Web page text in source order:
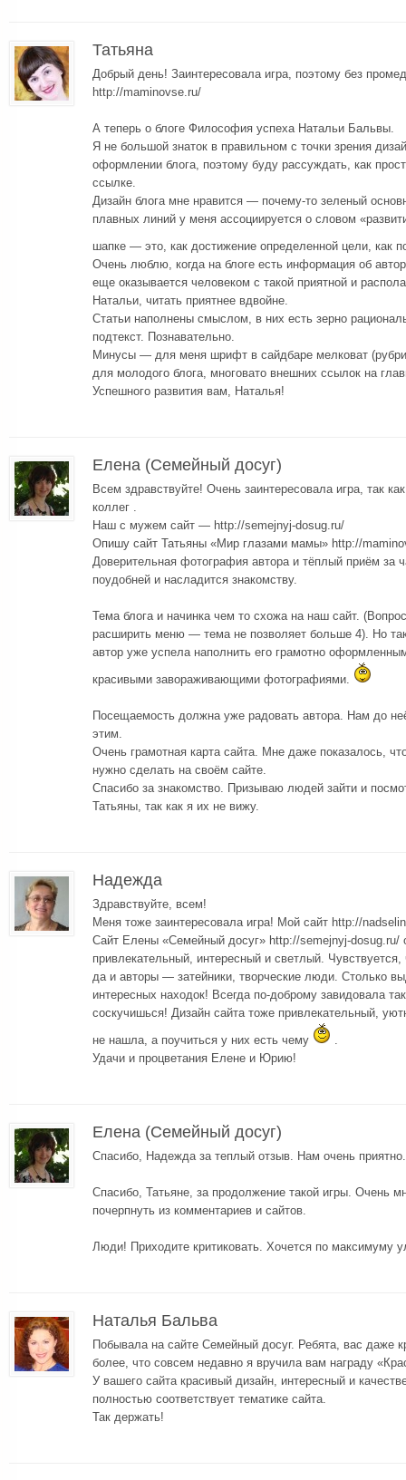
Татьяна
Добрый день! Заинтересовала игра, поэтому без
http://maminovse.ru/
А теперь о блоге Философия успеха Натальи Бальвы.
Я не большой знаток в правильном с точки зрения
оформлении блога, поэтому буду рассуждать, как
ссылке.
Дизайн блога мне нравится — почему-то зеленый
плавных линий у меня ассоциируется о словом
шапке — это, как достижение определенной цели, как
Очень люблю, когда на блоге есть информация об
еще оказывается человеком с такой приятной и
Натальи, читать приятнее вдвойне.
Статьи наполнены смыслом, в них есть зерно
подтекст. Познавательно.
Минусы — для меня шрифт в сайдбаре мелковат
для молодого блога, многовато внешних ссылок на
Успешного развития вам, Наталья!
Елена (Семейный досуг)
Всем здравствуйте! Очень заинтересовала игра, так
коллег .
Наш с мужем сайт — http://semejnyj-dosug.ru/
Опишу сайт Татьяны «Мир глазами мамы» http://
Доверительная фотография автора и тёплый приём за
поудобней и насладится знакомству.
Тема блога и начинка чем то схожа на наш сайт.
расширить меню — тема не позволяет больше 4). Но так
автор уже успела наполнить его грамотно
красивыми завораживающими фотографиями.
Посещаемость должна уже радовать автора. Нам до
этим.
Очень грамотная карта сайта. Мне даже показалось,
нужно сделать на своём сайте.
Спасибо за знакомство. Призываю людей зайти и
Татьяны, так как я их не вижу.
Надежда
Здравствуйте, всем!
Меня тоже заинтересовала игра! Мой сайт http://
Сайт Елены «Семейный досуг» http://semejnyj-dosug.ru/
привлекательный, интересный и светлый.
да и авторы — затейники, творческие люди. Столько
интересных находок! Всегда по-доброму завидовала
соскучишься! Дизайн сайта тоже привлекательный,
не нашла, а поучиться у них есть чему
Удачи и процветания Елене и Юрию!
Елена (Семейный досуг)
Спасибо, Надежда за теплый отзыв. Нам очень приятно.
Спасибо, Татьяне, за продолжение такой игры. Очень
почерпнуть из комментариев и сайтов.
Люди! Приходите критиковать. Хочется по максимуму
Наталья Бальва
Побывала на сайте Семейный досуг. Ребята, вас даже
более, что совсем недавно я вручила вам награду
У вашего сайта красивый дизайн, интересный и
полностью соответствует тематике сайта.
Так держать!